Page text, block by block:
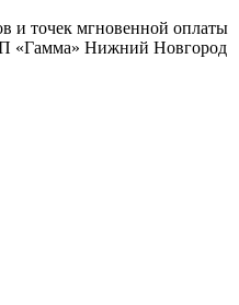
и точек мгновенной оплаты
«Гамма» Нижний Новгород